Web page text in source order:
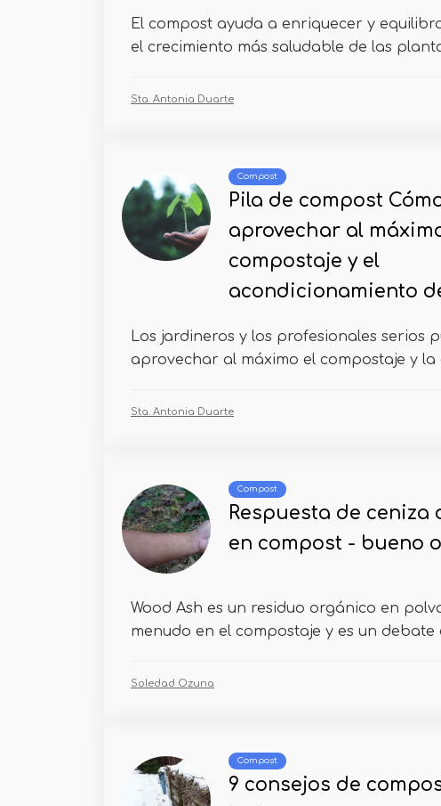
El compost ayuda a enriquecer y
el crecimiento más saludable de las
Sta. Antonia Duarte
Compost
Pila de compost
aprovechar al
compostaje y el
acondicionamiento
Los jardineros y los profesionales serios
aprovechar al máximo el compostaje y la
Sta. Antonia Duarte
Compost
Respuesta de ceniza
en compost - bueno
Wood Ash es un residuo orgánico en
menudo en el compostaje y es un debate
Soledad Ozuna
Compost
9 consejos de